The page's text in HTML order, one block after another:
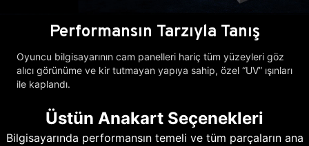
Performansın Tarzıyla Tanış
Oyuncu bilgisayarının cam panelleri hariç tüm yüzeyleri göz
alıcı görünüme ve kir tutmayan yapıya sahip, özel “UV” ışınları
ile kaplandı.
Üstün Anakart Seçenekleri
Bilgisayarında performansın temeli ve tüm parçaların ana